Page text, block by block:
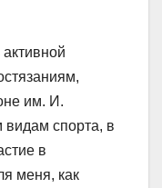
им. И.
спорта, в
в
меня, как